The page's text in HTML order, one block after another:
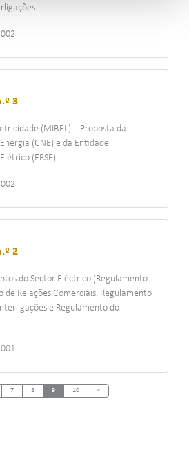
3
(MIBEL) – Proposta da
(CNE) e da Entidade
(ERSE)
2
do Sector Eléctrico (Regulamento
de Relações Comerciais, Regulamento
e Regulamento do
7 8 9 10 »Next